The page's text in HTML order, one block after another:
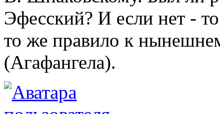
Эфесский? И если нет -
то же правило к
(Агафангела).